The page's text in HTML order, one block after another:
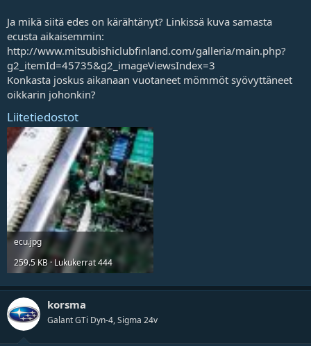
Ja mikä siitä edes on kärähtänyt? Linkissä kuva samasta
ecusta aikaisemmin:
http://www.mitsubishiclubfinland.com/galleria/main.php?
g2_itemId=45735&g2_imageViewsIndex=3
Konkasta joskus aikanaan vuotaneet mömmöt syövyttäneet
oikkarin johonkin?
Liitetiedostot
ecu.jpg
259.5 KB · Lukukerrat 444
korsma
Galant GTi Dyn-4, Sigma 24v